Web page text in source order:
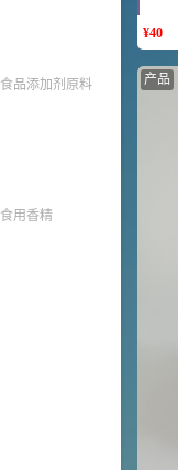
¥40
产品
食品添加剂原料
食用香精